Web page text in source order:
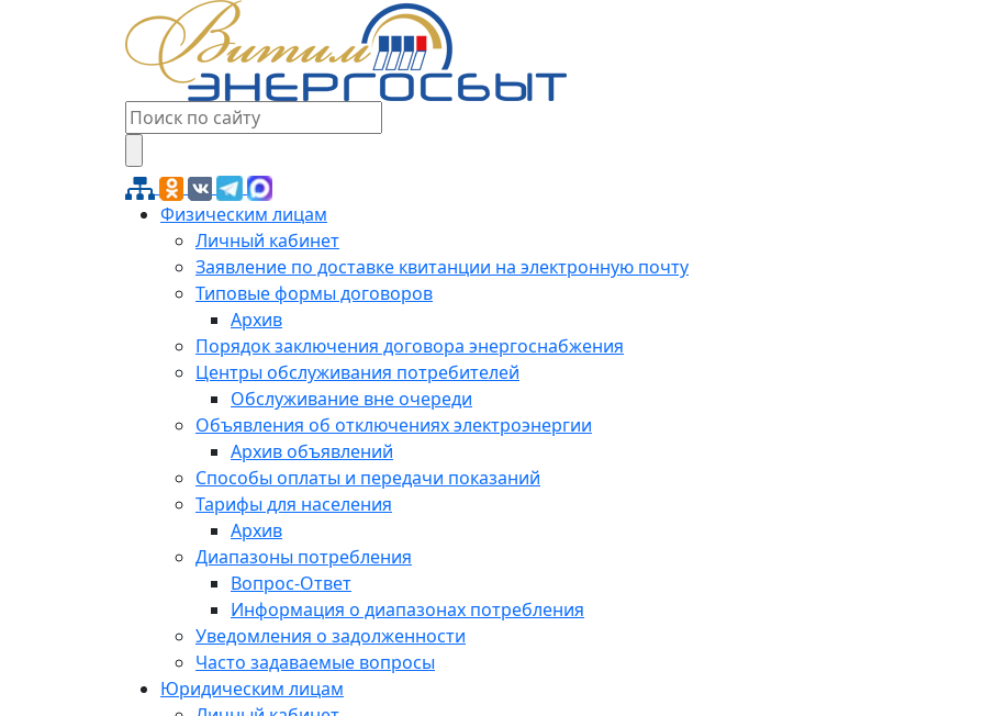
Физическим лицам
Личный кабинет
Заявление по доставке квитанции на электронную почту
Типовые формы договоров
Архив
Порядок заключения договора энергоснабжения
Центры обслуживания потребителей
Обслуживание вне очереди
Объявления об отключениях электроэнергии
Архив объявлений
Способы оплаты и передачи показаний
Тарифы для населения
Архив
Диапазоны потребления
Вопрос-Ответ
Информация о диапазонах потребления
Уведомления о задолженности
Часто задаваемые вопросы
Юридическим лицам